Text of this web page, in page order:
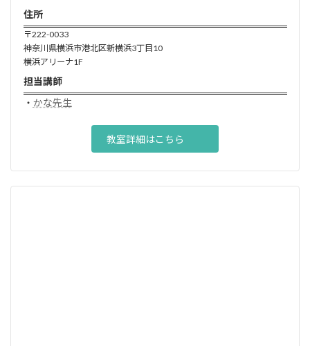
住所
〒222-0033
神奈川県横浜市港北区新横浜3丁目10
横浜アリーナ1F
担当講師
・ かな先生
教室詳細はこちら